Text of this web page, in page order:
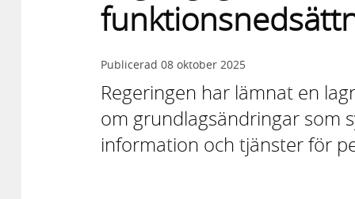
Publicerad 08 oktober 2025
Regeringen har lämnat en
om grundlagsändringar som
information och tjänster för